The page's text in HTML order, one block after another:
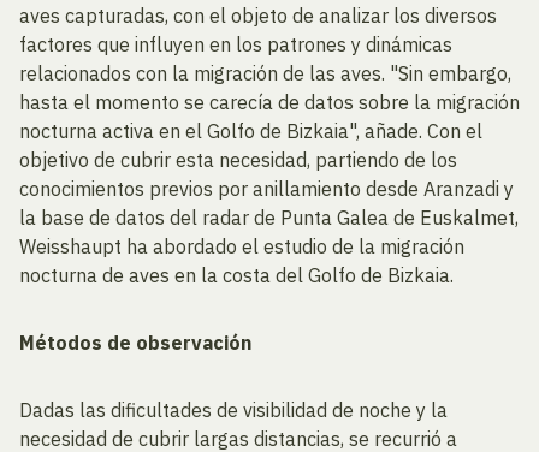
aves capturadas, con el objeto de analizar los diversos
factores que influyen en los patrones y dinámicas
relacionados con la migración de las aves. "Sin embargo,
hasta el momento se carecía de datos sobre la migración
nocturna activa en el Golfo de Bizkaia", añade. Con el
objetivo de cubrir esta necesidad, partiendo de los
conocimientos previos por anillamiento desde Aranzadi y
la base de datos del radar de Punta Galea de Euskalmet,
Weisshaupt ha abordado el estudio de la migración
nocturna de aves en la costa del Golfo de Bizkaia.
Métodos de observación
Dadas las dificultades de visibilidad de noche y la
necesidad de cubrir largas distancias, se recurrió a